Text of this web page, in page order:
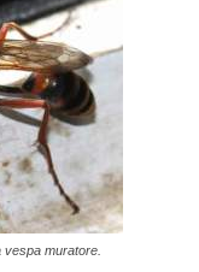
vespa muratore.